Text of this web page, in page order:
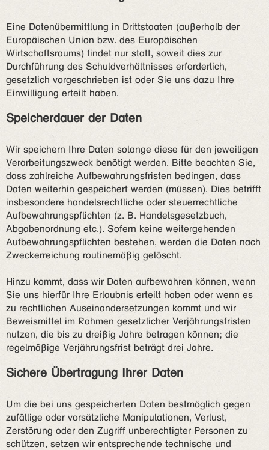
Eine Datenübermittlung in Drittstaaten (außerhalb der
Europäischen Union bzw. des Europäischen
Wirtschaftsraums) findet nur statt, soweit dies zur
Durchführung des Schuldverhältnisses erforderlich,
gesetzlich vorgeschrieben ist oder Sie uns dazu Ihre
Einwilligung erteilt haben.
Speicherdauer der Daten
Wir speichern Ihre Daten solange diese für den jeweiligen
Verarbeitungszweck benötigt werden. Bitte beachten Sie,
dass zahlreiche Aufbewahrungsfristen bedingen, dass
Daten weiterhin gespeichert werden (müssen). Dies betrifft
insbesondere handelsrechtliche oder steuerrechtliche
Aufbewahrungspflichten (z. B. Handelsgesetzbuch,
Abgabenordnung etc.). Sofern keine weitergehenden
Aufbewahrungspflichten bestehen, werden die Daten nach
Zweckerreichung routinemäßig gelöscht.
Hinzu kommt, dass wir Daten aufbewahren können, wenn
Sie uns hierfür Ihre Erlaubnis erteilt haben oder wenn es
zu rechtlichen Auseinandersetzungen kommt und wir
Beweismittel im Rahmen gesetzlicher Verjährungsfristen
nutzen, die bis zu dreißig Jahre betragen können; die
regelmäßige Verjährungsfrist beträgt drei Jahre.
Sichere Übertragung Ihrer Daten
Um die bei uns gespeicherten Daten bestmöglich gegen
zufällige oder vorsätzliche Manipulationen, Verlust,
Zerstörung oder den Zugriff unberechtigter Personen zu
schützen, setzen wir entsprechende technische und